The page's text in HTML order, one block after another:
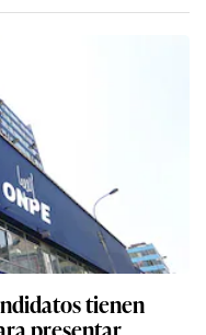
tienen
presentar